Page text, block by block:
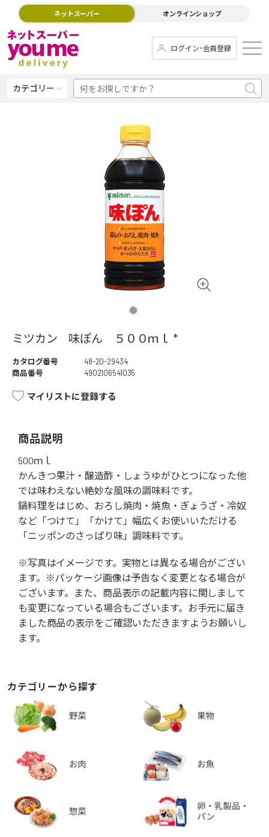
ネットスーパー オンラインショップ
ログイン･会員登録
カテゴリー
ミツカン 味ぽん ５００ｍｌ *
カタログ番号
48-20-29434
商品番号
4902106541035
マイリストに登録する
商品説明
500ｍｌ
かんきつ果汁・醸造酢・しょうゆがひとつになった他
では味わえない絶妙な風味の調味料です。
鍋料理をはじめ、おろし焼肉・焼魚・ぎょうざ・冷奴
など「つけて」「かけて」幅広くお使いいただける
「ニッポンのさっぱり味」調味料です。
※写真はイメージです。実物とは異なる場合がござい
ます。※パッケージ画像は予告なく変更となる場合が
ございます。また、商品表示の記載内容に関しまして
も変更になっている場合もございます。お手元に届き
ました商品の表示をご確認いただきますようお願いし
ます。
カテゴリーから探す